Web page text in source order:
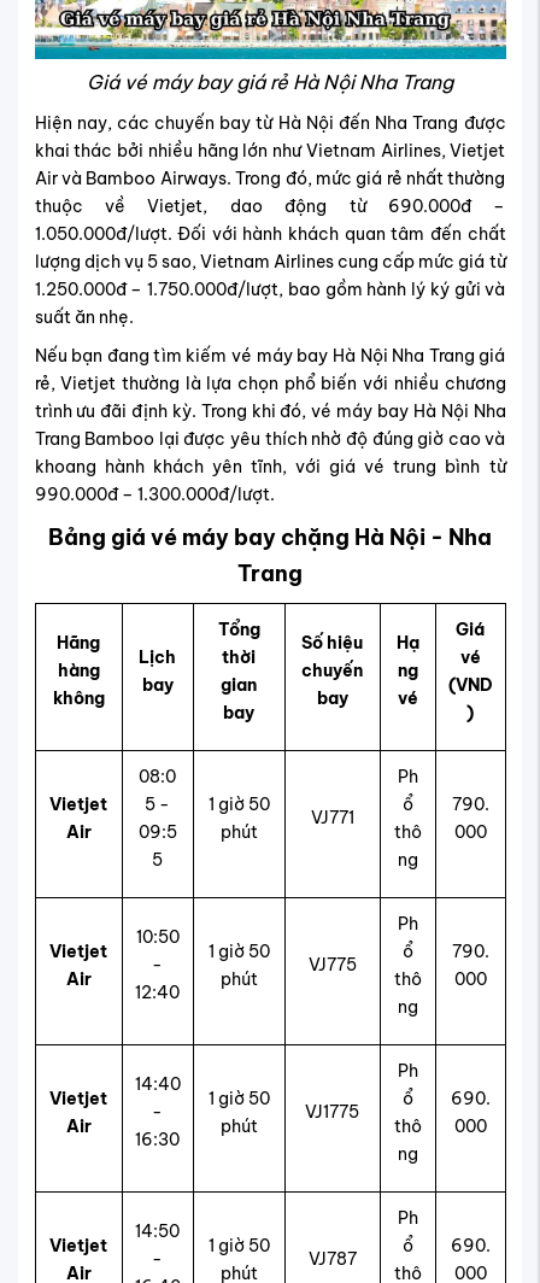
Giá vé máy bay giá rẻ Hà Nội Nha Trang
Hiện nay, các chuyến bay từ Hà Nội đến Nha Trang được
khai thác bởi nhiều hãng lớn như Vietnam Airlines, Vietjet
Air và Bamboo Airways. Trong đó, mức giá rẻ nhất thường
thuộc về Vietjet, dao động từ 690.000đ –
1.050.000đ/lượt. Đối với hành khách quan tâm đến chất
lượng dịch vụ 5 sao, Vietnam Airlines cung cấp mức giá từ
1.250.000đ – 1.750.000đ/lượt, bao gồm hành lý ký gửi và
suất ăn nhẹ.
Nếu bạn đang tìm kiếm vé máy bay Hà Nội Nha Trang giá
rẻ, Vietjet thường là lựa chọn phổ biến với nhiều chương
trình ưu đãi định kỳ. Trong khi đó, vé máy bay Hà Nội Nha
Trang Bamboo lại được yêu thích nhờ độ đúng giờ cao và
khoang hành khách yên tĩnh, với giá vé trung bình từ
990.000đ – 1.300.000đ/lượt.
Bảng giá vé máy bay chặng Hà Nội - Nha
Trang
Hãng
hàng
không
Lịch
bay
Tổng
thời
gian
bay
Số hiệu
chuyến
bay
Hạ
ng
vé
Giá
vé
(VND
)
Vietjet
Air
08:0
5 -
09:5
5
1 giờ 50
phút
VJ771
Ph
ổ
thô
ng
790.
000
Vietjet
Air
10:50
-
12:40
1 giờ 50
phút
VJ775
Ph
ổ
thô
ng
790.
000
Vietjet
Air
14:40
-
16:30
1 giờ 50
phút
VJ1775
Ph
ổ
thô
ng
690.
000
Vietjet
Air
14:50
-
1 giờ 50
phút
VJ787
Ph
ổ
thô
690.
000